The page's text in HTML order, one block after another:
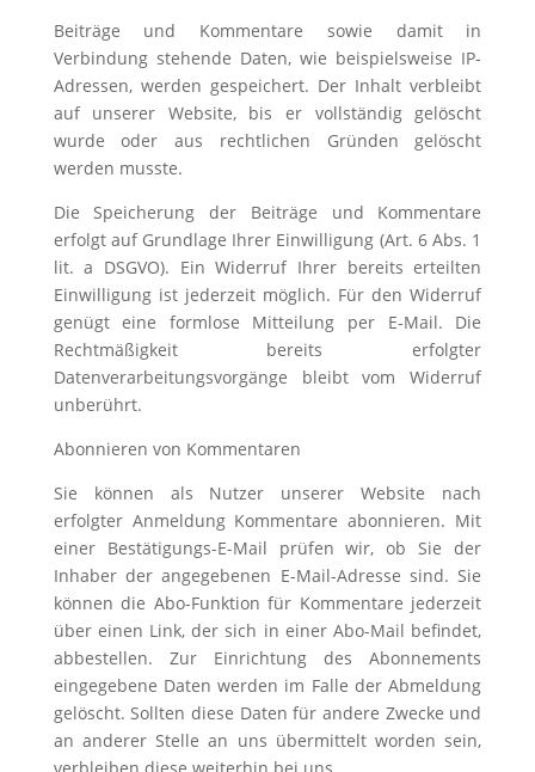
Beiträge und Kommentare sowie damit in
Verbindung stehende Daten, wie beispielsweise IP-
Adressen, werden gespeichert. Der Inhalt verbleibt
auf unserer Website, bis er vollständig gelöscht
wurde oder aus rechtlichen Gründen gelöscht
werden musste.
Die Speicherung der Beiträge und Kommentare
erfolgt auf Grundlage Ihrer Einwilligung (Art. 6 Abs. 1
lit. a DSGVO). Ein Widerruf Ihrer bereits erteilten
Einwilligung ist jederzeit möglich. Für den Widerruf
genügt eine formlose Mitteilung per E-Mail. Die
Rechtmäßigkeit bereits erfolgter
Datenverarbeitungsvorgänge bleibt vom Widerruf
unberührt.
Abonnieren von Kommentaren
Sie können als Nutzer unserer Website nach
erfolgter Anmeldung Kommentare abonnieren. Mit
einer Bestätigungs-E-Mail prüfen wir, ob Sie der
Inhaber der angegebenen E-Mail-Adresse sind. Sie
können die Abo-Funktion für Kommentare jederzeit
über einen Link, der sich in einer Abo-Mail befindet,
abbestellen. Zur Einrichtung des Abonnements
eingegebene Daten werden im Falle der Abmeldung
gelöscht. Sollten diese Daten für andere Zwecke und
an anderer Stelle an uns übermittelt worden sein,